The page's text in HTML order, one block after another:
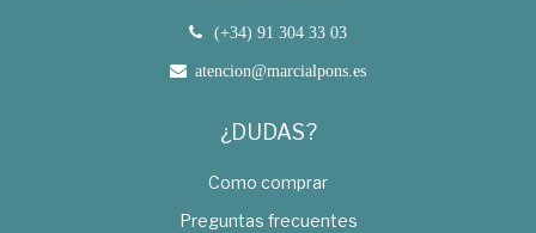
(+34) 91 304 33 03
atencion@marcialpons.es
¿DUDAS?
Como comprar
Preguntas frecuentes